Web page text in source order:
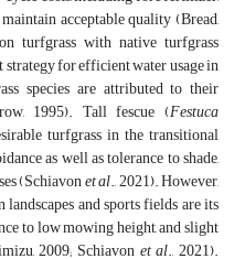
acceptable quality (Bread,
turfgrass with native turfgrass
strategy for efficient water usage in
species are attributed to their
1995). Tall fescue (Festuca
turfgrass in the transitional
as well as tolerance to shade,
(Schiavonet al., 2021). However,
and sports fields are its
to low mowing height, and slight
2009; Schiavonet al., 2021).